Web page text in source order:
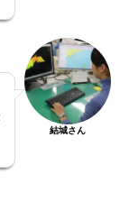
結城さん